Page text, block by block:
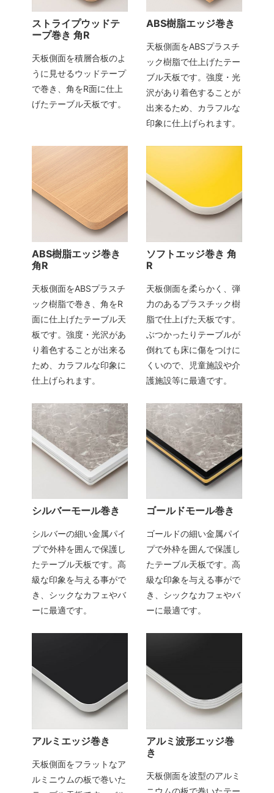
ストライプウッドテ
ープ巻き 角R
天板側面を積層合板のよ
うに見せるウッドテープ
で巻き、角をR面に仕上
げたテーブル天板です。
ABS樹脂エッジ巻き
天板側面をABSプラスチ
ック樹脂で仕上げたテー
ブル天板です。強度・光
沢があり着色することが
出来るため、カラフルな
印象に仕上げられます。
ABS樹脂エッジ巻き
角R
天板側面をABSプラスチ
ック樹脂で巻き、角をR
面に仕上げたテーブル天
板です。強度・光沢があ
り着色することが出来る
ため、カラフルな印象に
仕上げられます。
ソフトエッジ巻き 角
R
天板側面を柔らかく、弾
力のあるプラスチック樹
脂で仕上げた天板です。
ぶつかったりテーブルが
倒れても床に傷をつけに
くいので、児童施設や介
護施設等に最適です。
シルバーモール巻き
シルバーの細い金属パイ
プで外枠を囲んで保護し
たテーブル天板です。高
級な印象を与える事がで
き、シックなカフェやバ
ーに最適です。
ゴールドモール巻き
ゴールドの細い金属パイ
プで外枠を囲んで保護し
たテーブル天板です。高
級な印象を与える事がで
き、シックなカフェやバ
ーに最適です。
アルミエッジ巻き
天板側面をフラットなア
ルミニウムの板で巻いた
アルミ波形エッジ巻
き
天板側面を波型のアルミ
ニウムの板で巻いたテー